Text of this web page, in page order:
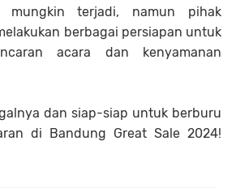
mungkin terjadi, namun pihak
berbagai persiapan untuk
acara dan kenyamanan
dan siap-siap untuk berburu
di Bandung Great Sale 2024!